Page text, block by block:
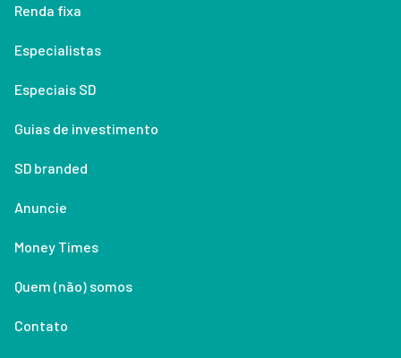
Renda fixa
Especialistas
Especiais SD
Guias de investimento
SD branded
Anuncie
Money Times
Quem (não) somos
Contato